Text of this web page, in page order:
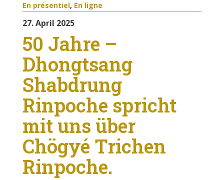
En présentiel, En ligne
27. April 2025
50 Jahre –
Dhongtsang
Shabdrung
Rinpoche spricht
mit uns über
Chögyé Trichen
Rinpoche.